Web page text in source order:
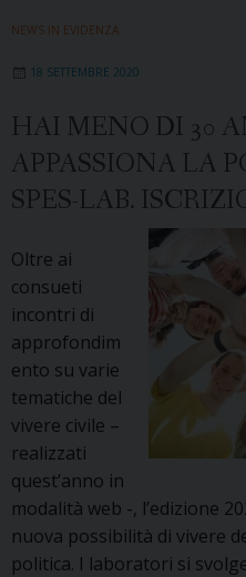
NEWS IN EVIDENZA
18 SETTEMBRE 2020
HAI MENO DI 30
APPASSIONA LA
SPES-LAB.
Oltre ai
consueti
incontri di
approfondim
ento su varie
tematiche del
vivere civile –
realizzati
quest’anno in
modalità web -, l’edizione
nuova possibilità di vivere
politica. I laboratori si